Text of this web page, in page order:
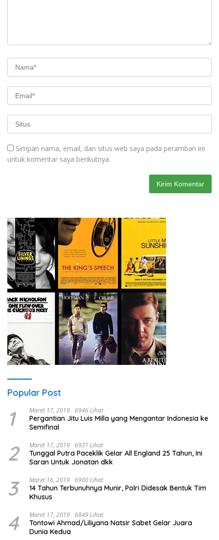
Simpan nama, email, dan situs web saya pada peramban ini
untuk komentar saya berikutnya.
Popular Post
1 Maret 17, 2019 6946 Lihat
Pergantian Jitu Luis Milla yang Mengantar Indonesia ke
Semifinal
2 Maret 17, 2019 6931 Lihat
Tunggal Putra Paceklik Gelar All England 25 Tahun, Ini
Saran Untuk Jonatan dkk
3 Maret 16, 2019 6900 Lihat
14 Tahun Terbunuhnya Munir, Polri Didesak Bentuk Tim
Khusus
4 Maret 17, 2019 6849 Lihat
Tontowi Ahmad/Liliyana Natsir Sabet Gelar Juara
Dunia Kedua